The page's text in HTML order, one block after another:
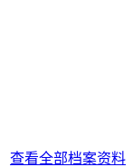
查看全部档案资料